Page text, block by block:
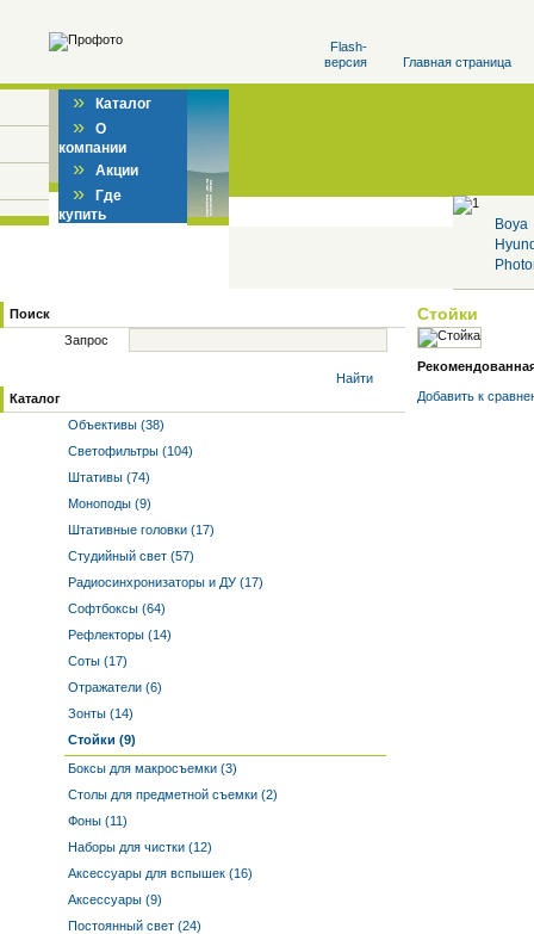
Flash-
версия
Главная страница
» Каталог
» О
компании
» Акции
» Где
купить
Boya
Поиск
Запрос
Найти
Каталог
Объективы (38)
Светофильтры (104)
Штативы (74)
Моноподы (9)
Штативные головки (17)
Студийный свет (57)
Радиосинхронизаторы и ДУ (17)
Софтбоксы (64)
Рефлекторы (14)
Соты (17)
Отражатели (6)
Зонты (14)
Стойки (9)
Боксы для макросъемки (3)
Столы для предметной съемки (2)
Фоны (11)
Наборы для чистки (12)
Аксессуары для вспышек (16)
Аксессуары (9)
Постоянный свет (24)
Стойки
Добавить к